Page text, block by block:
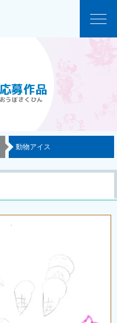
応募作品
動物アイス